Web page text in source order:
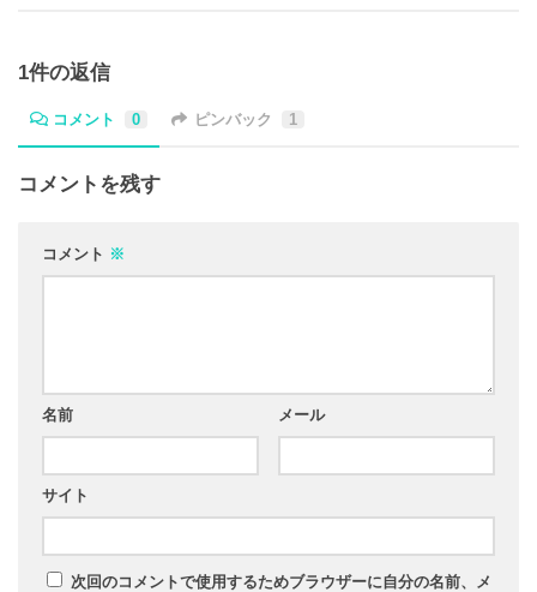
1件の返信
コメント 0 ピンバック 1
コメントを残す
コメント ※
名前 メール
サイト
次回のコメントで使用するためブラウザーに自分の名前、メ